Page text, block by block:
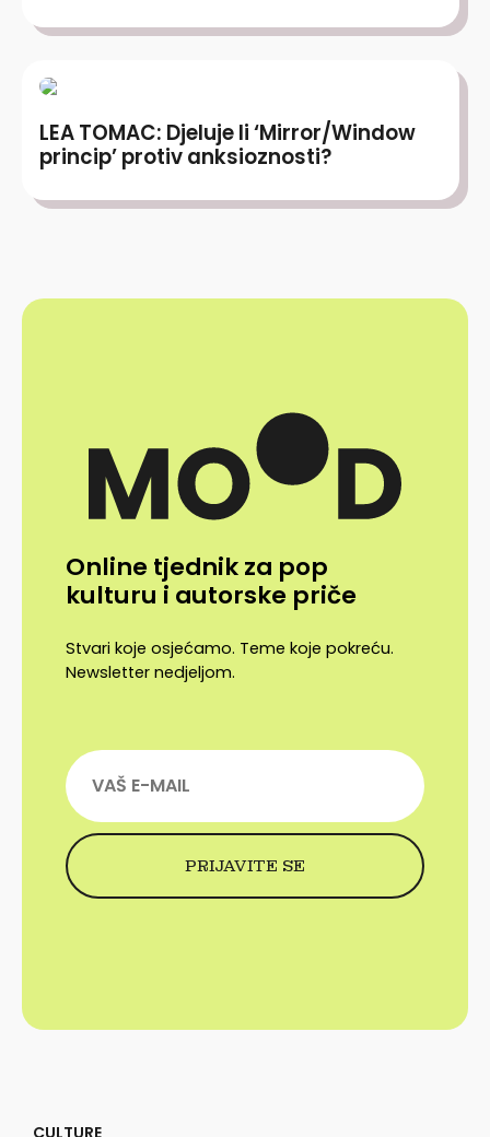
LEA TOMAC: Djeluje li ‘Mirror/Window
princip’ protiv anksioznosti?
Online tjednik za pop
kulturu i autorske priče
Stvari koje osjećamo. Teme koje pokreću.
Newsletter nedjeljom.
CULTURE